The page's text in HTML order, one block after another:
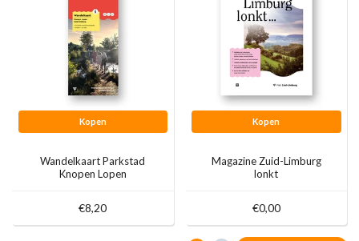
Kopen
Wandelkaart Parkstad
Knopen Lopen
€8,20
Kopen
Magazine Zuid-Limburg
lonkt
€0,00